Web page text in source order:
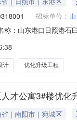
招标单位：
称：山东港口日照港石
线连通南联Ⅴ与南联Ⅱ
本工程，拆除II
计 优化升级工程
才公寓3#楼优化
｜南阳市｜宛城区